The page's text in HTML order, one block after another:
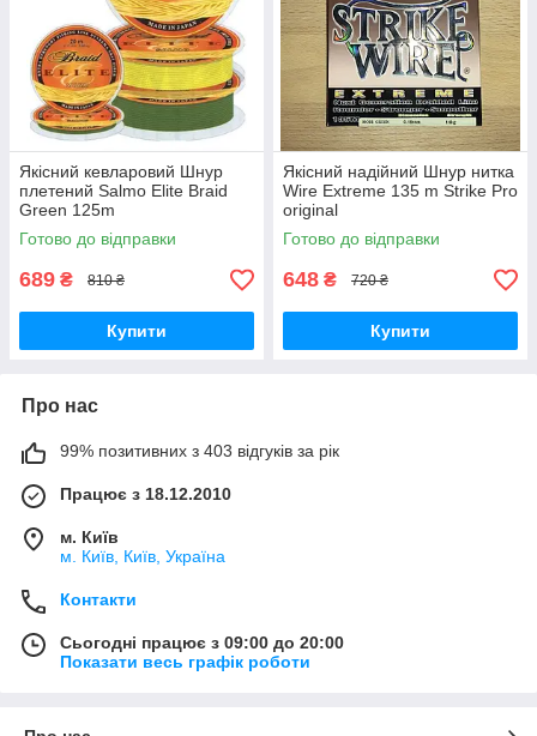
Якісний кевларовий Шнур
плетений Salmo Elite Braid
Green 125m
Готово до відправки
689 ₴ 810 ₴
Купити
Якісний надійний Шнур нитка
Wire Extreme 135 m Strike Pro
original
Готово до відправки
648 ₴ 720 ₴
Купити
Про нас
99% позитивних з 403 відгуків за рік
Працює з 18.12.2010
м. Київ
м. Київ, Київ, Україна
Контакти
Сьогодні працює з 09:00 до 20:00
Показати весь графік роботи